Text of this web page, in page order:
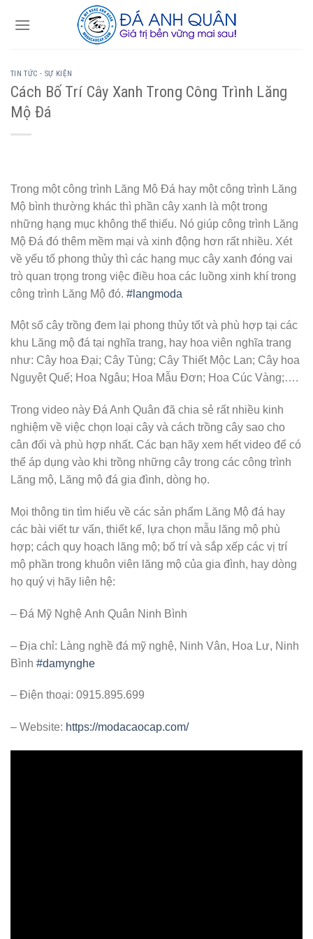
TIN TỨC - SỰ KIỆN
Cách Bố Trí Cây Xanh Trong Công Trình Lăng
Mộ Đá
Trong một công trình Lăng Mộ Đá hay một công trình Lăng
Mộ bình thường khác thì phần cây xanh là một trong
những hạng mục không thể thiếu. Nó giúp công trình Lăng
Mộ Đá đó thêm mềm mại và xinh động hơn rất nhiều. Xét
về yếu tố phong thủy thì các hạng mục cây xanh đóng vai
trò quan trọng trong việc điều hoa các luồng xinh khí trong
công trình Lăng Mộ đó. #langmoda
Một số cây trồng đem lại phong thủy tốt và phù hợp tại các
khu Lăng mộ đá tại nghĩa trang, hay hoa viên nghĩa trang
như: Cây hoa Đại; Cây Tùng; Cây Thiết Mộc Lan; Cây hoa
Nguyệt Quế; Hoa Ngâu; Hoa Mẫu Đơn; Hoa Cúc Vàng;….
Trong video này Đá Anh Quân đã chia sẻ rất nhiều kinh
nghiệm về việc chọn loại cây và cách trồng cây sao cho
cân đối và phù hợp nhất. Các bạn hãy xem hết video để có
thể áp dụng vào khi trồng những cây trong các công trình
Lăng mộ, Lăng mộ đá gia đình, dòng họ.
Mọi thông tin tìm hiểu về các sản phẩm Lăng Mộ đá hay
các bài viết tư vấn, thiết kế, lựa chọn mẫu lăng mộ phù
hợp; cách quy hoạch lăng mộ; bố trí và sắp xếp các vị trí
mộ phần trong khuôn viên lăng mộ của gia đình, hay dòng
họ quý vị hãy liên hệ:
– Đá Mỹ Nghệ Anh Quân Ninh Bình
– Địa chỉ: Làng nghề đá mỹ nghệ, Ninh Vân, Hoa Lư, Ninh
Bình #damynghe
– Điện thoại: 0915.895.699
– Website: https://modacaocap.com/